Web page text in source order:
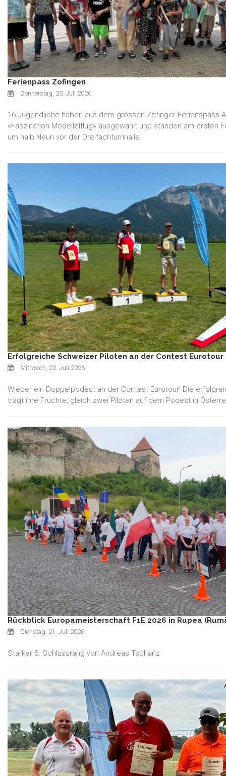
Ferienpass Zofingen
Donnerstag, 23. Juli 2026
16 Jugendliche haben aus dem grossen Zofinger Ferienspass-
«Faszination Modellelflug» ausgewählt und standen am ersten
um halb Neun vor der Dreifachturnhalle
Erfolgreiche Schweizer Piloten an der Contest Eurotour
Mittwoch, 22. Juli 2026
Wieder ein Doppelpodest an der Contest Eurotour! Die
trägt ihre Früchte, gleich zwei Piloten auf dem Podest in
Rückblick Europameisterschaft F1E 2026 in Rupea
Dienstag, 21. Juli 2026
Starker 6. Schlussrang von Andreas Tschanz